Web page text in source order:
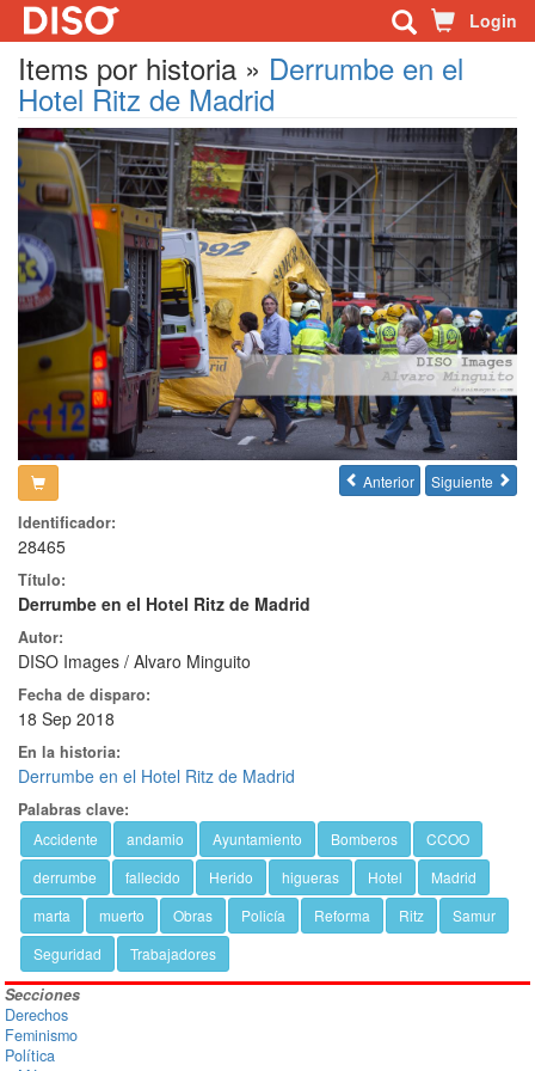
Login
Items por historia » Derrumbe en el
Hotel Ritz de Madrid
 Anterior Siguiente 
Identificador:
28465
Título:
Derrumbe en el Hotel Ritz de Madrid
Autor:
DISO Images / Alvaro Minguito
Fecha de disparo:
18 Sep 2018
En la historia:
Derrumbe en el Hotel Ritz de Madrid
Palabras clave:
Accidente andamio Ayuntamiento Bomberos
CCOO
derrumbe
fallecido Herido higueras Hotel
Madrid
marta
muerto Obras Policía Reforma Ritz
Samur
Seguridad
Trabajadores
Secciones
Derechos
Feminismo
Política